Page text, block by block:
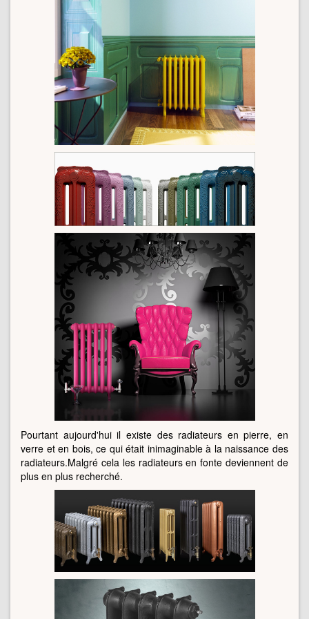
Pourtant aujourd'hui il existe des radiateurs en pierre, en
verre et en bois, ce qui était inimaginable à la naissance des
radiateurs.Malgré cela les radiateurs en fonte deviennent de
plus en plus recherché.